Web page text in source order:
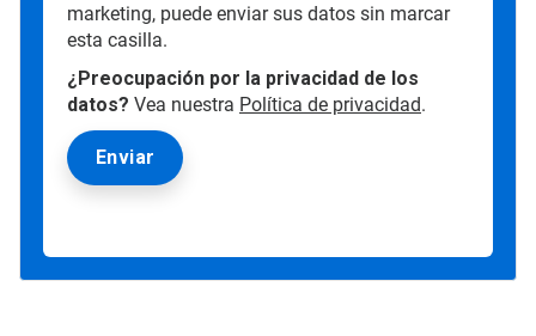
marketing, puede enviar sus datos sin marcar
esta casilla.
¿Preocupación por la privacidad de los
datos? Vea nuestra Política de privacidad.